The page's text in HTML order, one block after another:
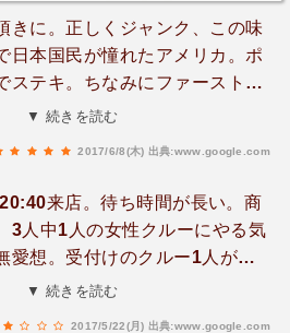
きに。正しくジャンク、この味
日本国民が憧れたアメリカ。ポ
ステキ。ちなみにファーストフ
ァストフードだってそれ一番言
▼ 続きを読む
2017/6/8(木) 出典:www.google.com
来店。待ち時間が長い。商
3人中1人の女性クルーにやる気
愛想。受付けのクルー1人が慌
変そうでした。行けば時間を浪
▼ 続きを読む
2017/5/22(月) 出典:www.google.com